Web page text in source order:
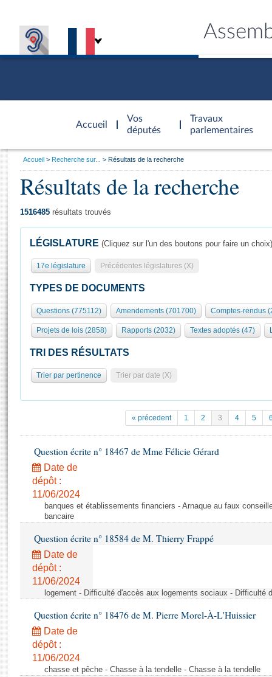
Accueil
d'accueil
Vos
députés
Travaux
parlementaires
Présidence
577 députés
Groupes politiques
Séance publique
Commissions et autres organes
Europe et International
Pétitions
Projets de loi
Propositions de loi
Amendements
Textes adoptés
Rapports législatifs
Rapports sur l'application des lois
Baromètre de l’application des lois
Dossiers législatifs
Budget et sécurité sociale
Questions écrites et orales
Comptes rendus des débats
Général
Rôle et pouvoirs de l'Assemblée
Organisation de l'Assemblée
Présidence Conférence des Présidents Bureau Collège des
Statistiques et chiffres clés
Documents de référence
( Constitution | Règlement de l'Assemblée ... )
Histoire
Juniors
Anciennes législatures
Visiter l'Assemblée
Visite virtuelle du palais Bourbon
Assister à une séance
Contacts et plan d'accès
Photos libres de droit
Vous
Accueil Recherche sur... Résultats de la recherche
Résultats de la recherche
1516485 résultats trouvés
LÉGISLATURE (Cliquez sur l'un des boutons pour faire un choix)
17e législature Précédentes législatures (X)
TYPES DE DOCUMENTS
Questions (775112) Amendements (701700) Comptes-rendus
Projets de lois (2858) Rapports (2032) Textes adoptés (47)
TRI DES RÉSULTATS
Trier par pertinence Trier par date (X)
« précedent 1 2 3 4 5
Question écrite n° 18467 de Mme Félicie Gérard
Date de
dépôt :
11/06/2024
banques et établissements financiers - Arnaque au faux
bancaire
Question écrite n° 18584 de M. Thierry Frappé
Date de
dépôt :
11/06/2024
logement - Difficulté d'accès aux logements sociaux - Difficulté
Question écrite n° 18476 de M. Pierre Morel-À-L'Huissier
Date de
dépôt :
11/06/2024
chasse et pêche - Chasse à la tendelle - Chasse à la tendelle